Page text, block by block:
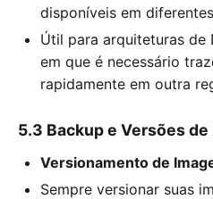
disponíveis em
Útil para arquiteturas de
em que é necessário
rapidamente em outra
5.3 Backup e Versões
Versionamento de
Sempre versionar suas